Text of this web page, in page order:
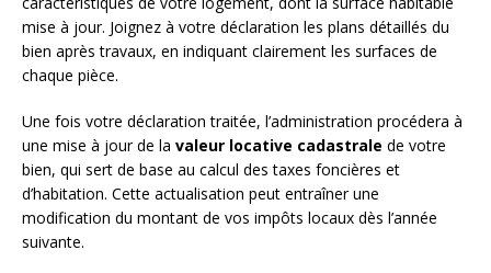
mise à jour. Joignez à votre déclaration les plans détaillés du
bien après travaux, en indiquant clairement les surfaces de
chaque pièce.
Une fois votre déclaration traitée, l’administration procédera à
une mise à jour de la valeur locative cadastrale de votre
bien, qui sert de base au calcul des taxes foncières et
d’habitation. Cette actualisation peut entraîner une
modification du montant de vos impôts locaux dès l’année
suivante.